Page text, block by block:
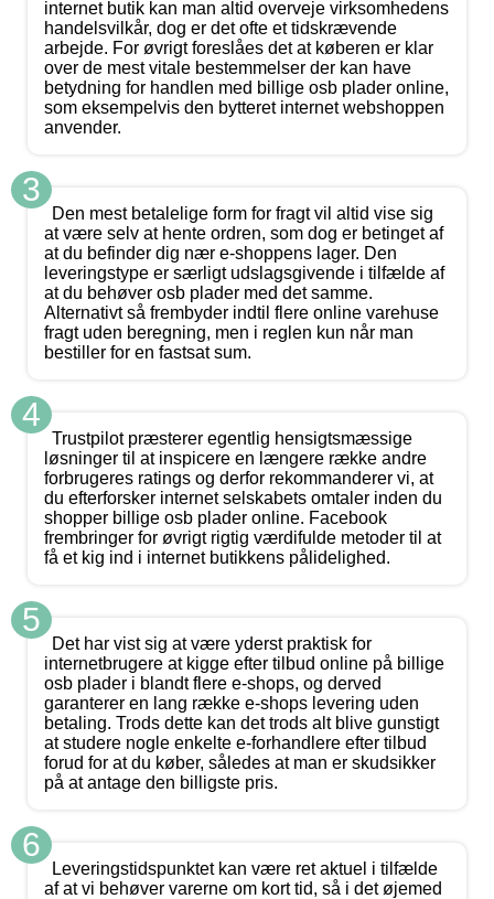
internet butik kan man altid overveje virksomhedens
handelsvilkår, dog er det ofte et tidskrævende
arbejde. For øvrigt foreslåes det at køberen er klar
over de mest vitale bestemmelser der kan have
betydning for handlen med billige osb plader online,
som eksempelvis den bytteret internet webshoppen
anvender.
3
Den mest betalelige form for fragt vil altid vise sig
at være selv at hente ordren, som dog er betinget af
at du befinder dig nær e-shoppens lager. Den
leveringstype er særligt udslagsgivende i tilfælde af
at du behøver osb plader med det samme.
Alternativt så frembyder indtil flere online varehuse
fragt uden beregning, men i reglen kun når man
bestiller for en fastsat sum.
4
Trustpilot præsterer egentlig hensigtsmæssige
løsninger til at inspicere en længere række andre
forbrugeres ratings og derfor rekommanderer vi, at
du efterforsker internet selskabets omtaler inden du
shopper billige osb plader online. Facebook
frembringer for øvrigt rigtig værdifulde metoder til at
få et kig ind i internet butikkens pålidelighed.
5
Det har vist sig at være yderst praktisk for
internetbrugere at kigge efter tilbud online på billige
osb plader i blandt flere e-shops, og derved
garanterer en lang række e-shops levering uden
betaling. Trods dette kan det trods alt blive gunstigt
at studere nogle enkelte e-forhandlere efter tilbud
forud for at du køber, således at man er skudsikker
på at antage den billigste pris.
6
Leveringstidspunktet kan være ret aktuel i tilfælde
af at vi behøver varerne om kort tid, så i det øjemed